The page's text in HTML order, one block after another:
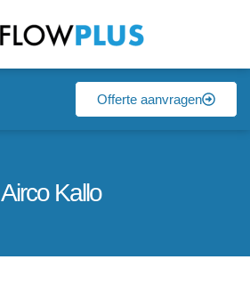
Offerte aanvragen
Airco Kallo